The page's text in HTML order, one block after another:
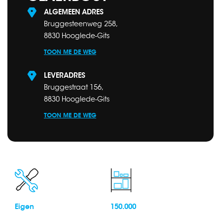
ALGEMEEN ADRES
Bruggesteenweg 258,
8830 Hooglede-Gits
TOON ME DE WEG
LEVERADRES
Bruggestraat 156,
8830 Hooglede-Gits
TOON ME DE WEG
Eigen
150.000